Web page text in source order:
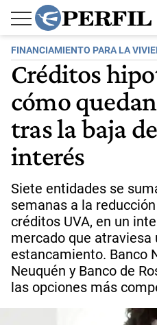
FINANCIAMIENTO PARA LA
Créditos
cómo
tras la baja
interés
Siete entidades se
semanas a la
créditos UVA, en un
mercado que atraviesa
estancamiento. Banco
Neuquén y Banco de
las opciones más